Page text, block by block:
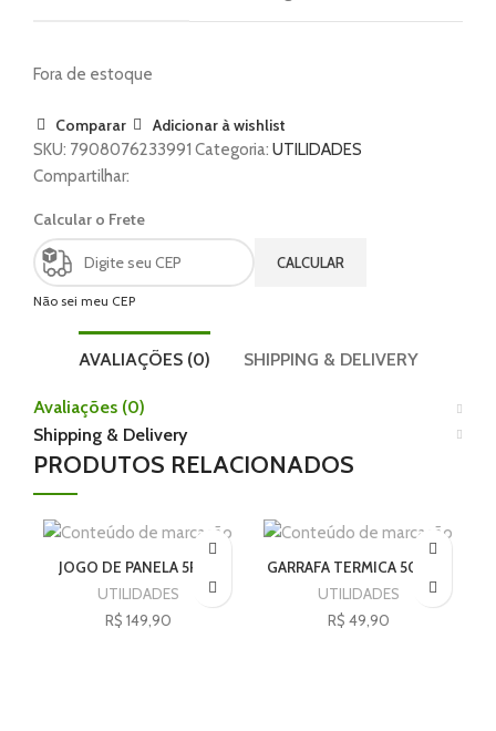
Fora de estoque
Comparar
Adicionar à wishlist
SKU: 7908076233991 Categoria: UTILIDADES
Compartilhar:
Calcular o Frete
CALCULAR
Não sei meu CEP
AVALIAÇÕES (0) SHIPPING & DELIVERY
Avaliações (0)
Shipping & Delivery
PRODUTOS RELACIONADOS
JOGO DE PANELA 5PÇS
UTILIDADES
R$ 149,90
GARRAFA TERMICA 500ML
UTILIDADES
R$ 49,90